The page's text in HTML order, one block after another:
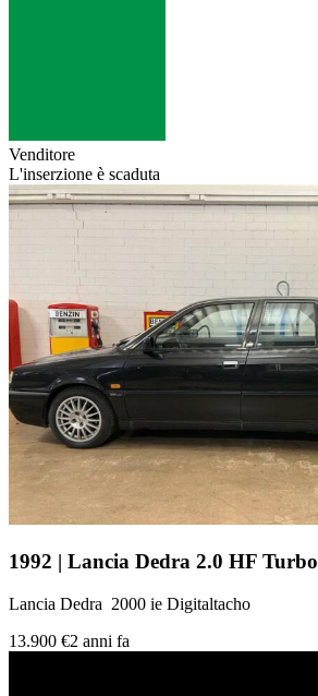
Venditore
L'inserzione è scaduta
1992 | Lancia Dedra 2.0 HF Turbo
Lancia Dedra 2000 ie Digitaltacho
13.900 €2 anni fa